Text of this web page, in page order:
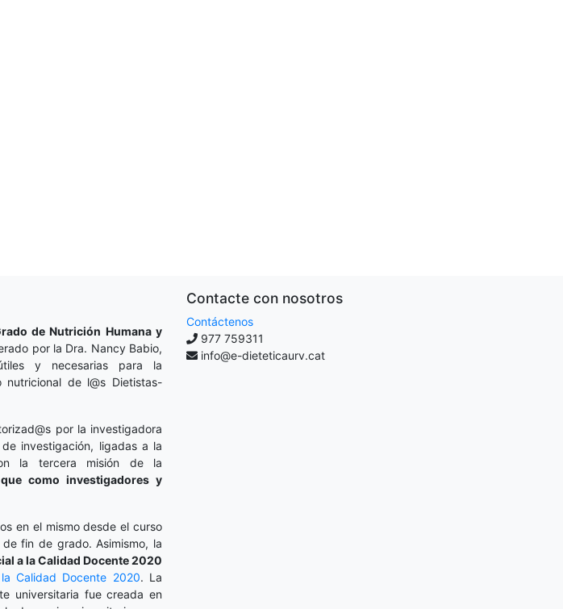
de Nutrición Humana y
por la Dra. Nancy Babio,
y necesarias para la
de l@s Dietistas-
por la investigadora
investigación, ligadas a la
la tercera misión de la
como investigadores y
en el mismo desde el curso
fin de grado. Asimismo, la
a la Calidad Docente 2020
Calidad Docente 2020. La
universitaria fue creada en
Contacte con nosotros
Contáctenos
977 759311
info@e-dieteticaurv.cat